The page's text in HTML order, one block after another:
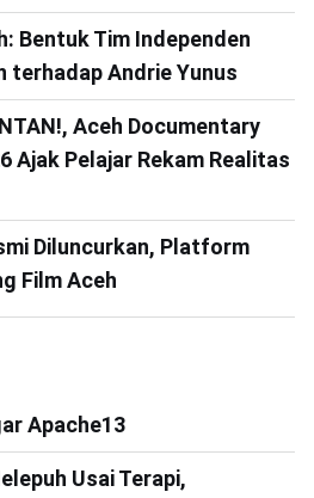
Bentuk Tim Independen
terhadap Andrie Yunus
Aceh Documentary
Ajak Pelajar Rekam Realitas
Diluncurkan, Platform
Film Aceh
Apache13
Usai Terapi,